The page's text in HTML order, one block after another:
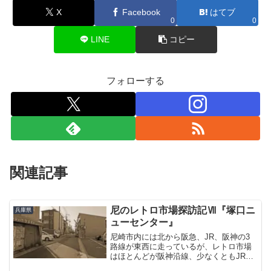
X Facebook
0
はてブ
0
LINE コピー
フォローする
関連記事
兵庫県
尼のレトロ市場探訪記Ⅶ『塚口ニ
ューセンター』
尼崎市内には北から阪急、JR、阪神の3
路線が東西に走っているが、レトロ市場
はほとんどが阪神沿線、少なくともJR以